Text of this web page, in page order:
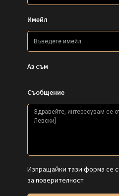
Имейл
Аз съм
Съобщение
Изпращайки тази форма се
за поверителност